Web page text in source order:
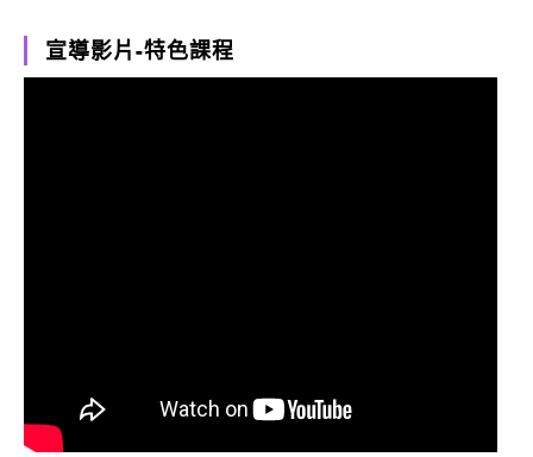
宣導影片-特色課程